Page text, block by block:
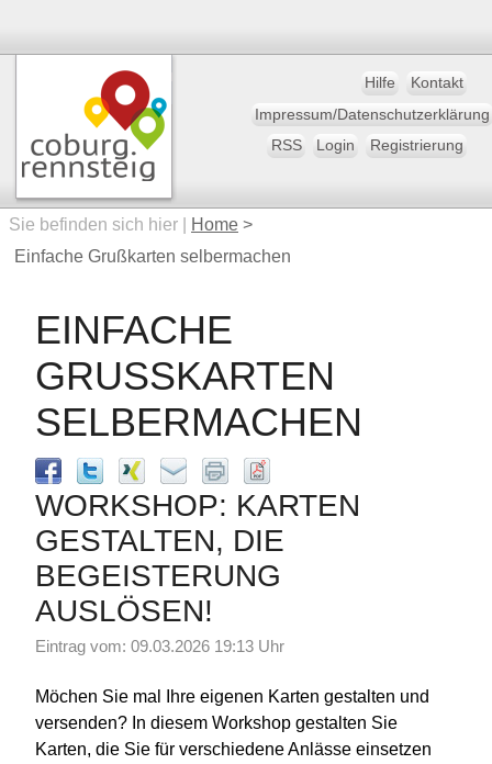
Hilfe
Kontakt
Impressum/Datenschutzerklärung
RSS
Login Registrierung
Sie befinden sich hier | Home >
Einfache Grußkarten selbermachen
EINFACHE
GRUSSKARTEN S
ELBERMACHEN
WORKSHOP: KARTEN
GESTALTEN, DIE
BEGEISTERUNG
AUSLÖSEN!
Eintrag vom: 09.03.2026 19:13 Uhr
Möchen Sie mal Ihre eigenen Karten gestalten und
versenden? In diesem Workshop gestalten Sie
Karten, die Sie für verschiedene Anlässe einsetzen